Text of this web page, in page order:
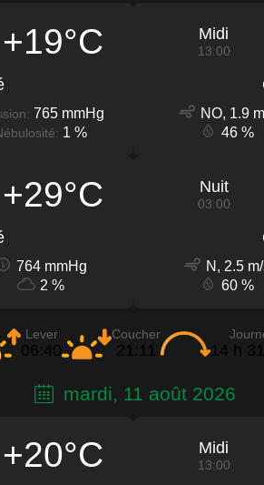
+19°C
765 mmHg
1 %
Midi
13:00
NO, 1.9
46 %
+29°C
764 mmHg
2 %
Nuit
03:00
N, 2.5
60 %
Lever
06:40
Coucher
21:11 14 h
mardi, 11 août 2026
+20°C Midi
13:00